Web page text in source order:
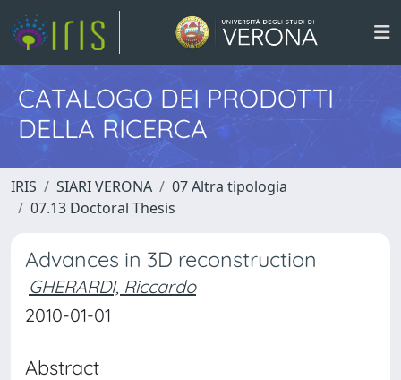
CATALOGO DEI PRODOTTI
DELLA RICERCA
IRIS SIARI VERONA
07 Altra tipologia
07.13 Doctoral Thesis
Advances in 3D reconstruction
GHERARDI, Riccardo
2010-01-01
Abstract